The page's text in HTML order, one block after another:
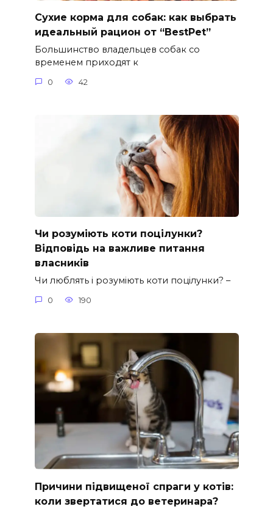
Сухие корма для собак: как выбрать
идеальный рацион от “BestPet”
Большинство владельцев собак со
временем приходят к
0 42
Чи розуміють коти поцілунки?
Відповідь на важливе питання
власників
Чи люблять і розуміють коти поцілунки? –
0 190
Причини підвищеної спраги у котів:
коли звертатися до ветеринара?